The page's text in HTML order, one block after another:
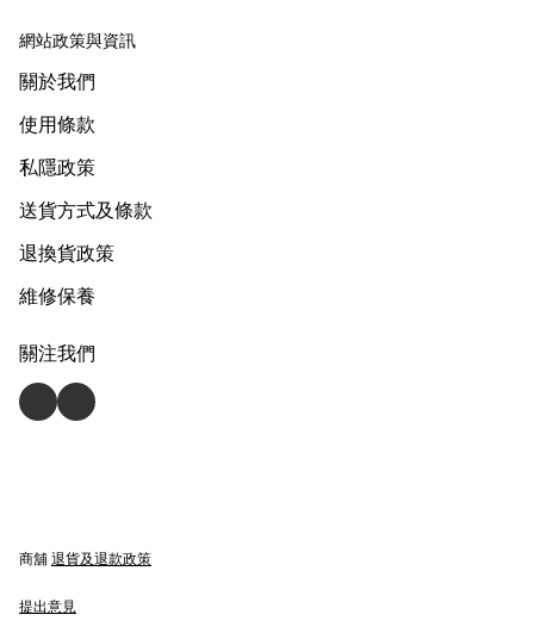
網站政策與資訊
關於我們
使用條款
私隱政策
送貨方式及條款
退換貨政策
維修保養
關注我們
商舖 退貨及退款政策
提出意見